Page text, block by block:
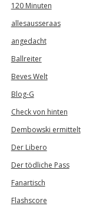
120 Minuten
allesausseraas
angedacht
Ballreiter
Beves Welt
Blog-G
Check von hinten
Dembowski ermittelt
Der Libero
Der tödliche Pass
Fanartisch
Flashscore